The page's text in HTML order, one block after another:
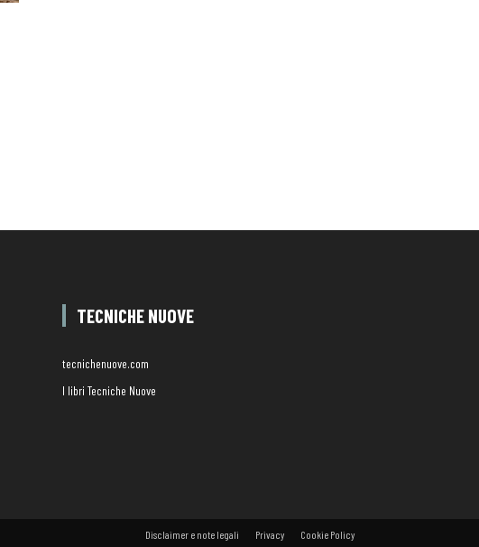
TECNICHE NUOVE
tecnichenuove.com
I libri Tecniche Nuove
Disclaimer e note legali Privacy Cookie Policy